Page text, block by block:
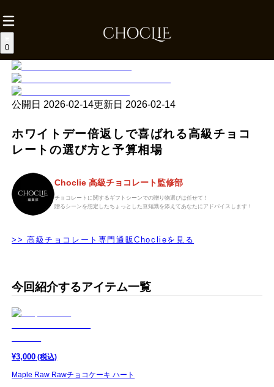
0
公開日 2026-02-14更新日 2026-02-14
ホワイトデー倍返しで喜ばれる高級チョコ
レートの選び方と予算相場
Choclie 高級チョコレート監修部
チョコレートに関するギフトシーンでの贈り物選びは任せて！
贈るシーンを想定したちょっとした豆知識を添えてあなたにアドバイスします！
>> 高級チョコレート専門通販Choclieを見る
今回紹介するアイテム一覧
¥3,000 (税込)
Maple Raw Rawチョコケーキ ハート